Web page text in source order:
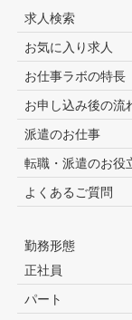
求人検索
お気に入り求人
お仕事ラボの特長
お申し込み後の流
派遣のお仕事
転職・派遣のお役
よくあるご質問
勤務形態
正社員
パート